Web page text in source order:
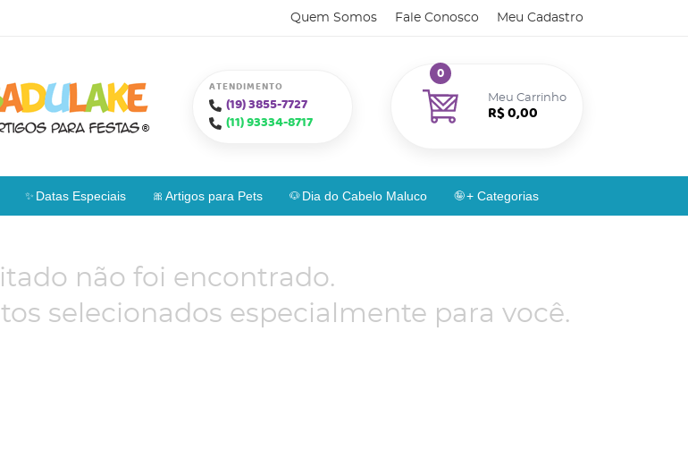
Quem Somos Fale Conosco Meu Cadastro
ATENDIMENTO
(19)3855-7727
(11)93334-8717
Meu Carrinho
0
R$ 0,00
Datas Especiais Artigos para Pets Dia do Cabelo Maluco + Categorias
não foi encontrado.
selecionados especialmente para você.